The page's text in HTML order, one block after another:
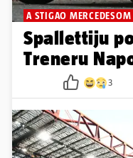
A STIGAO MERCEDESOM
Spallettiju
Treneru
3